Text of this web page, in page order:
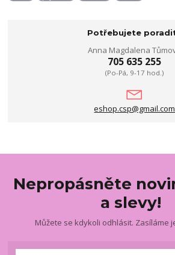
Potřebujete
Anna Magdalena
705 635 255
(Po-Pá, 9-17 hod.)
eshop.csp@gmail.com
Nepropásněte
a slevy!
Můžete se kdykoli odhlásit. Zasíláme